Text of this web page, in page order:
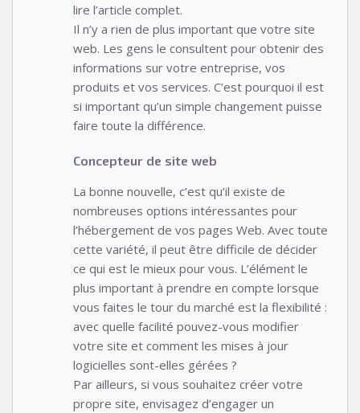
lire l’article complet.
Il n’y a rien de plus important que votre site
web. Les gens le consultent pour obtenir des
informations sur votre entreprise, vos
produits et vos services. C’est pourquoi il est
si important qu’un simple changement puisse
faire toute la différence.
Concepteur de site web
La bonne nouvelle, c’est qu’il existe de
nombreuses options intéressantes pour
l’hébergement de vos pages Web. Avec toute
cette variété, il peut être difficile de décider
ce qui est le mieux pour vous. L’élément le
plus important à prendre en compte lorsque
vous faites le tour du marché est la flexibilité :
avec quelle facilité pouvez-vous modifier
votre site et comment les mises à jour
logicielles sont-elles gérées ?
Par ailleurs, si vous souhaitez créer votre
propre site, envisagez d’engager un